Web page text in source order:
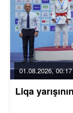
01.08.2026, 00:17
Liqa